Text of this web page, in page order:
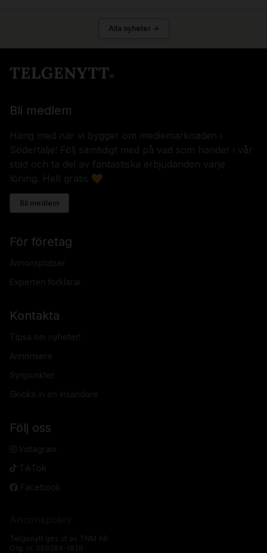
Alla nyheter →
Bli medlem
Häng med när vi bygger om mediemarknaden i
Södertälje! Följ samtidigt med på vad som händer i vår
stad och ta del av fantastiska erbjudanden varje
löning. Helt gratis 🧡
Bli medlem
För företag
Annonsplatser
Experten förklarar
Kontakta
Tipsa om nyheter!
Annonsera
Synpunkter
Skicka in en insändare
Följ oss
Instagram
TikTok
Facebook
Telgenytt ges ut av TNM AB.
Org. nr: 559284-1828